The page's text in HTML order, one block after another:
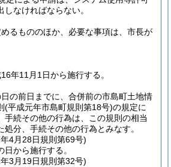
なければならない。
るもののほか、必要な事項は、市長が
年11月1日から施行する。
の前日までに、合併前の市島町土地情
(平成元年市島町規則第18号)の規定に
手続その他の行為は、この規則の相当
分、手続その他の行為とみなす。
4月28日規則第69号)
から施行する。
3月19日規則第32号)